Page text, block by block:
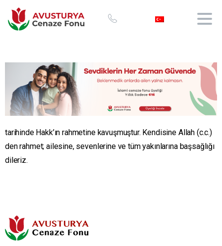
tarihinde Hakk’ın rahmetine kavuşmuştur. Kendisine Allah (c.c.)
den rahmet; ailesine, sevenlerine ve tüm yakınlarına başsağlığı
dileriz.